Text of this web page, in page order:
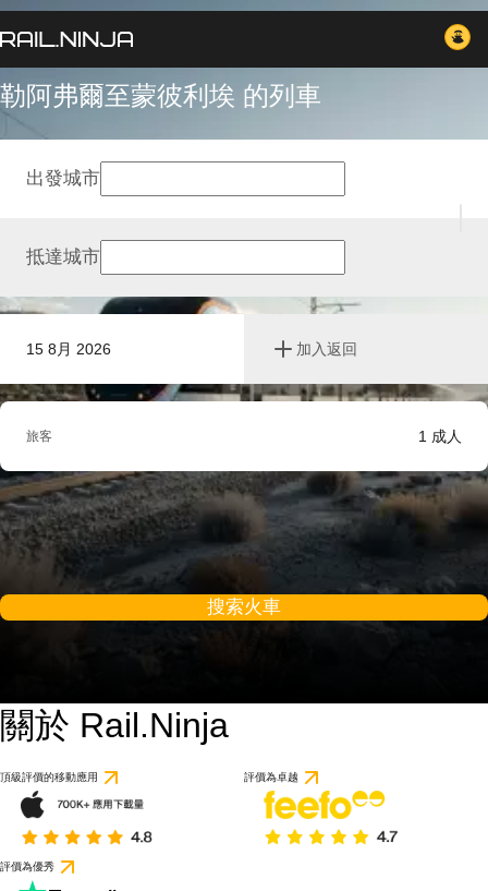
勒阿弗爾至蒙彼利埃 的列車
15 8月 2026 加入返回
出發城市
抵達城市
旅客 1 成人
搜索火車
關於 Rail.Ninja
頂級評價的移動應用 評價為卓越
評價為優秀